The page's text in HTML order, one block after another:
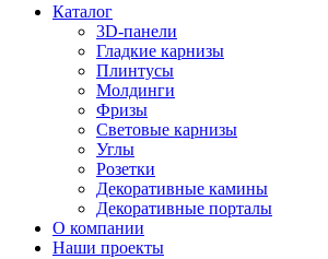
Каталог
3D-панели
Гладкие карнизы
Плинтусы
Молдинги
Фризы
Световые карнизы
Углы
Розетки
Декоративные камины
Декоративные порталы
О компании
Наши проекты